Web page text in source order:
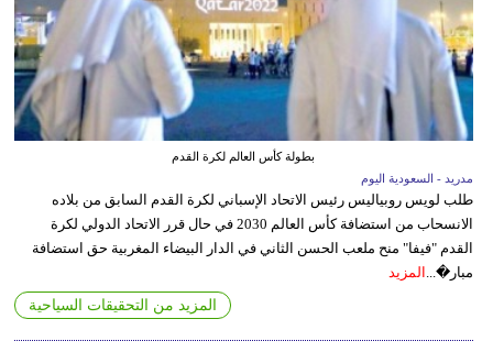
بطولة كأس العالم لكرة القدم
مدريد - السعودية اليوم
طلب لويس روبياليس رئيس الاتحاد الإسباني لكرة القدم السابق من بلاده
الانسحاب من استضافة كأس العالم 2030 في حال قرر الاتحاد الدولي لكرة
القدم "فيفا" منح ملعب الحسن الثاني في الدار البيضاء المغربية حق استضافة
مبار�... المزيد
المزيد من التحقيقات السياحية